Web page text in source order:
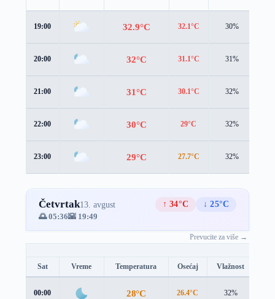
19:00 32.9°C 32.1°C 30%
20:00 32°C 31.1°C 31%
21:00 31°C 30.1°C 32%
22:00 30°C 29°C 32%
23:00 29°C 27.7°C 32%
Četvrtak13. avgust ↑ 34°C
↓ 25°C
🌅 05:36🌇 19:49
Prevucite za više →
Sat Vreme Temperatura Osećaj Vlažnost
00:00 28°C 26.4°C 32%